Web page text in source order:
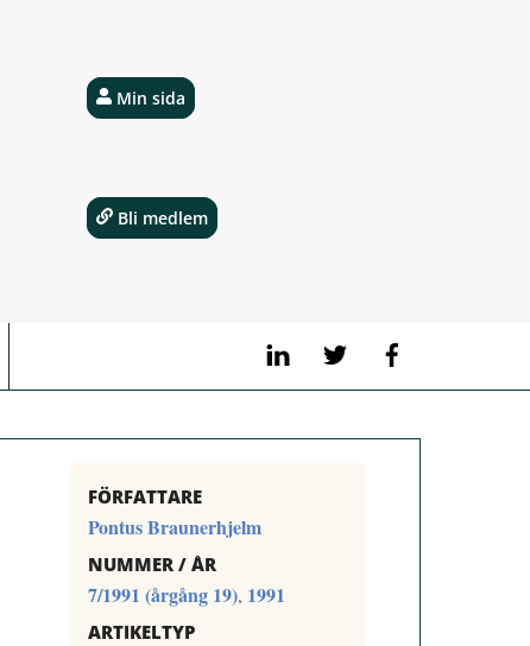
LinkedIn Twitter
Min sida
Bli medlem
FÖRFATTARE
Pontus Braunerhjelm
NUMMER / ÅR
7/1991 (årgång 19), 1991
ARTIKELTYP